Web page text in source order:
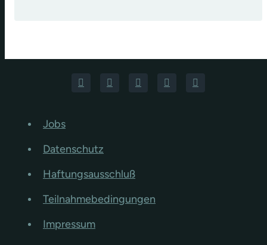
Jobs
Datenschutz
Haftungsausschluß
Teilnahmebedingungen
Impressum